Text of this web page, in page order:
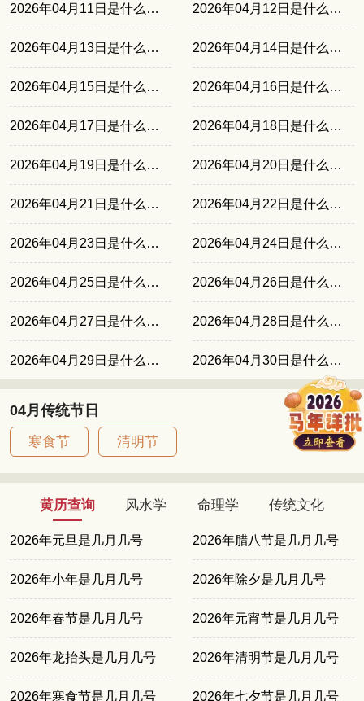
2026年04月11日是什么日子 2026年04月12日是什么日子
2026年04月13日是什么日子 2026年04月14日是什么日子
2026年04月15日是什么日子 2026年04月16日是什么日子
2026年04月17日是什么日子 2026年04月18日是什么日子
2026年04月19日是什么日子 2026年04月20日是什么日子
2026年04月21日是什么日子 2026年04月22日是什么日子
2026年04月23日是什么日子 2026年04月24日是什么日子
2026年04月25日是什么日子 2026年04月26日是什么日子
2026年04月27日是什么日子 2026年04月28日是什么日子
2026年04月29日是什么日子 2026年04月30日是什么日子
04月传统节日
寒食节 清明节
黄历查询 风水学 命理学 传统文化
2026年元旦是几月几号 2026年腊八节是几月几号
2026年小年是几月几号 2026年除夕是几月几号
2026年春节是几月几号 2026年元宵节是几月几号
2026年龙抬头是几月几号 2026年清明节是几月几号
2026年寒食节是几月几号 2026年七夕节是几月几号